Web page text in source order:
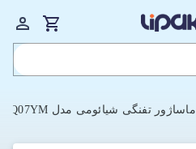
ماساژور تفنگی شیائومی مدل Mijia Fascia Gun 3 Mini Edition MJJMQ07YM